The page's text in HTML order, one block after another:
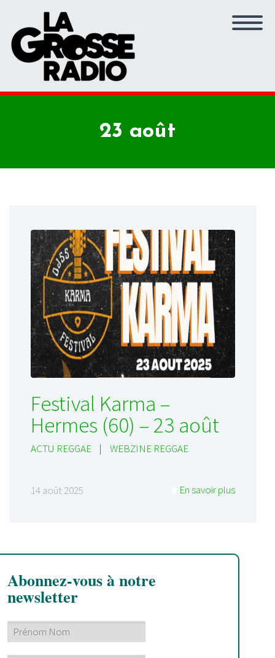
23 août
Festival Karma –
Hermes (60) – 23 août
ACTU REGGAE | WEBZINE REGGAE
14 août 2025 En savoir plus
Abonnez-vous à notre
newsletter